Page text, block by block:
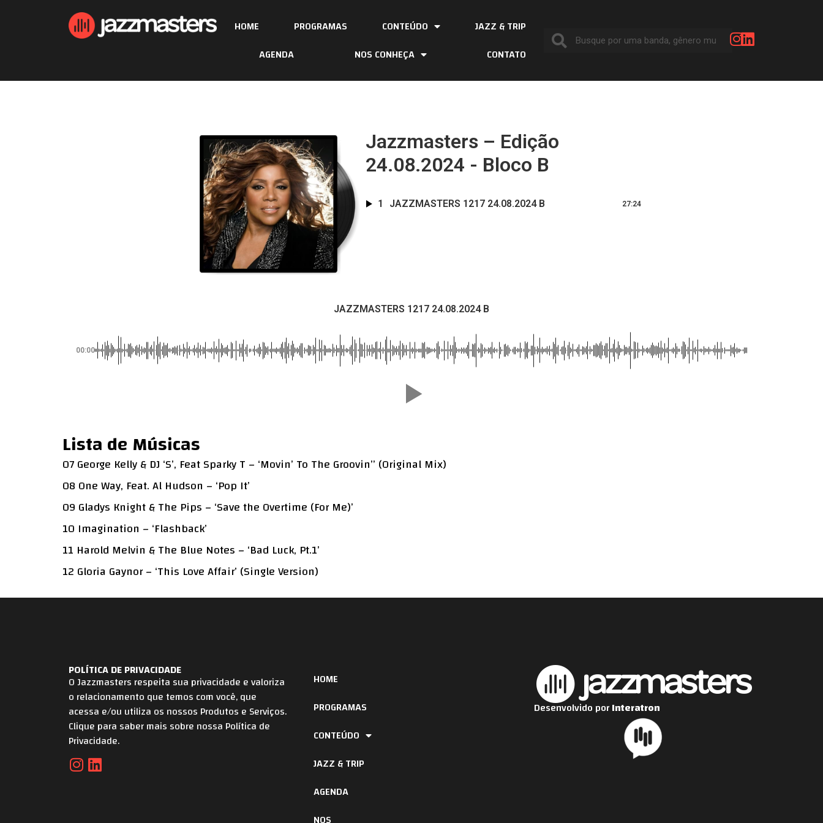
HOME PROGRAMAS CONTEÚDO
JAZZ & TRIP
AGENDA
NOS CONHEÇA CONTATO
Jazzmasters – Edição
24.08.2024 - Bloco B
1 JAZZMASTERS 1217 24.08.2024 B 27:24
JAZZMASTERS 1217 24.08.2024 B
00:00
Lista de Músicas
07 George Kelly & DJ ‘S’, Feat Sparky T – ‘Movin’ To The Groovin’’ (Original Mix)
08 One Way, Feat. Al Hudson – ‘Pop It’
09 Gladys Knight & The Pips – ‘Save the Overtime (For Me)’
10 Imagination – ‘Flashback’
11 Harold Melvin & The Blue Notes – ‘Bad Luck, Pt.1’
12 Gloria Gaynor – ‘This Love Affair’ (Single Version)
POLÍTICA DE PRIVACIDADE
O Jazzmasters respeita sua privacidade e valoriza
o relacionamento que temos com você, que
acessa e/ou utiliza os nossos Produtos e Serviços.
Clique para saber mais sobre nossa Política de
Privacidade.
HOME
PROGRAMAS
CONTEÚDO
JAZZ & TRIP
AGENDA
Desenvolvido porInteratron